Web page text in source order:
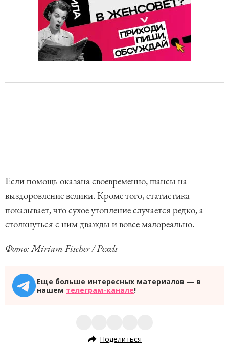
Если помощь оказана своевременно, шансы на
выздоровление велики. Кроме того, статистика
показывает, что сухое утопление случается редко, а
столкнуться с ним дважды и вовсе малореально.
Фото: Miriam Fischer / Pexels
Еще больше интересных материалов — в
нашем телеграм-канале!
Поделиться